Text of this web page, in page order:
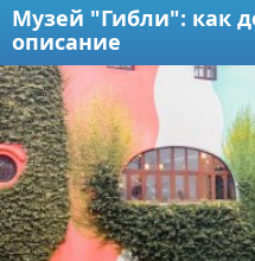
Музей "Гибли": как
описание